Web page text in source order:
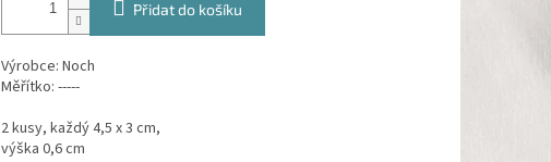
Přidat do košíku
Výrobce: Noch
Měřítko: -----
2 kusy, každý 4,5 x 3 cm,
výška 0,6 cm